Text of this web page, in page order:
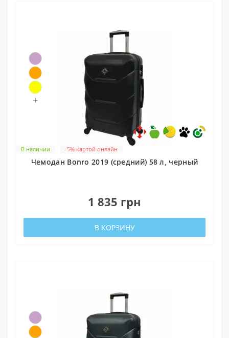
В наличии
+
-5% картой онлайн
Чемодан Bonro 2019 (средний) 58 л, черный
1 835 грн
В КОРЗИНУ